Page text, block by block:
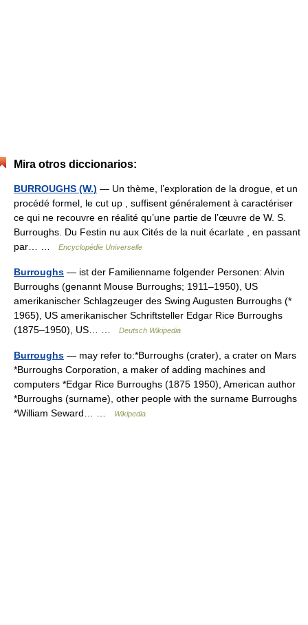
Mira otros diccionarios:
BURROUGHS (W.) — Un thème, l’exploration de la drogue, et un
procédé formel, le cut up , suffisent généralement à caractériser
ce qui ne recouvre en réalité qu’une partie de l’œuvre de W. S.
Burroughs. Du Festin nu aux Cités de la nuit écarlate , en passant
par… …
Encyclopédie Universelle
Burroughs — ist der Familienname folgender Personen: Alvin
Burroughs (genannt Mouse Burroughs; 1911–1950), US
amerikanischer Schlagzeuger des Swing Augusten Burroughs (*
1965), US amerikanischer Schriftsteller Edgar Rice Burroughs
(1875–1950), US… …
Deutsch Wikipedia
Burroughs — may refer to:*Burroughs (crater), a crater on Mars
*Burroughs Corporation, a maker of adding machines and
computers *Edgar Rice Burroughs (1875 1950), American author
*Burroughs (surname), other people with the surname Burroughs
*William Seward… …
Wikipedia